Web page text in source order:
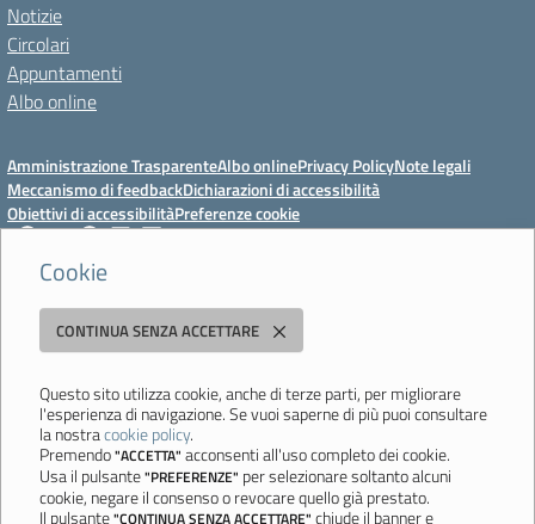
Cookie
CONTINUA SENZA ACCETTARE
Questo sito utilizza cookie, anche di terze parti, per migliorare
l'esperienza di navigazione. Se vuoi saperne di più puoi consultare
la nostracookie policy.
Premendo"ACCETTA" acconsenti all'uso completo dei cookie.
Usa il pulsante"PREFERENZE" per selezionare soltanto alcuni
cookie, negare il consenso o revocare quello già prestato.
Il pulsante"CONTINUA SENZA ACCETTARE" chiude il banner e
Notizie
Circolari
Appuntamenti
Albo online
Amministrazione TrasparenteAlbo onlinePrivacy PolicyNote legali
Meccanismo di feedbackDichiarazioni di accessibilità
Obiettivi di accessibilitàPreferenze cookie
Istituto Professionale Statale Socio-Commerciale-Artigianale "Cattaneo -
Deledda"
351005 - Email:morc08000g@istruzione.it- PEC:
morc08000g@pec.istruzione.it
Codice meccanografico: MORC08000G - C.F. 94177200360
Ultimo aggiornamento: Mercoledì, 29 Luglio 2026 ore 10:08